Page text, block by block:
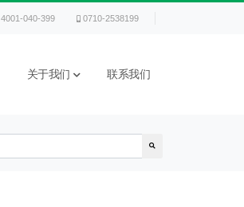
4001-040-399 0710-2538199
关于我们 联系我们